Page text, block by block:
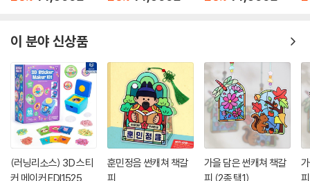
이 분야 신상품
(러닝리소스) 3D 스티
커 메이커 EDI1525
훈민정음 썬캐쳐 책갈
피
가을 담은 썬캐쳐 책갈
피 (2종 택1)